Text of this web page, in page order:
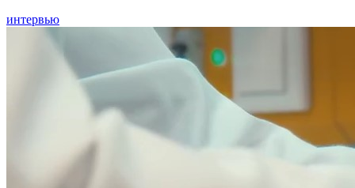
интервью